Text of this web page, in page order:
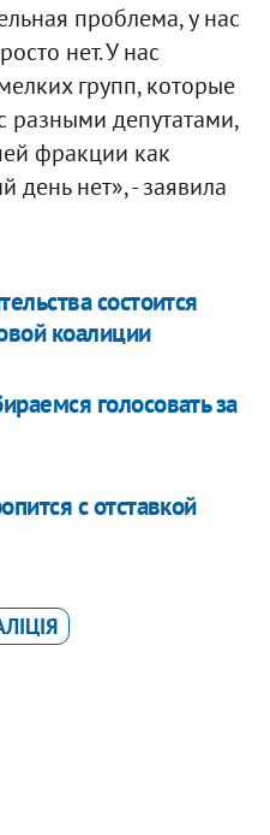
проблема, у нас
нет. У нас
групп, которые
разными депутатами,
фракции как
день нет», - заявила
состоится
коалиции
голосовать за
с отставкой